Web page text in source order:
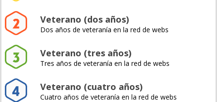
Veterano (dos años)
Dos años de veteranía en la red de webs
Veterano (tres años)
Tres años de veteranía en la red de webs
Veterano (cuatro años)
Cuatro años de veteranía en la red de webs